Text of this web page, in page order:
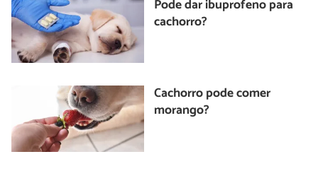
Pode dar ibuprofeno para
cachorro?
Cachorro pode comer
morango?